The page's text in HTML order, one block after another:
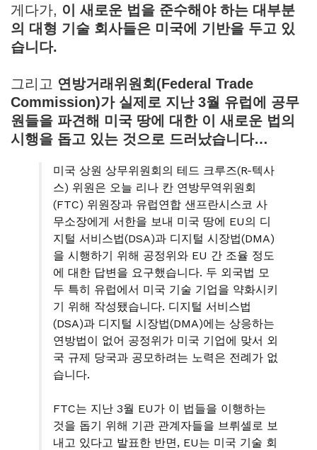
게다가, 이 새로운 법을 준수해야 하는 대부분
의 대형 기술 회사들은 미국에 기반을 두고 있
습니다.
그리고 연방거래위원회(Federal Trade
Commission)가 실제로 지난 3월 유럽에 공무
원들을 파견해 미국 땅에 대한 이 새로운 법의
시행을 돕고 있는 것으로 드러났습니다…
미국 상원 상무위원회의 테드 크루즈(R-텍사
스) 위원은 오늘 리나 칸 연방무역위원회
(FTC) 위원장과 유럽연합 샌프란시스코 사
무소장에게 서한을 보내 미국 땅에 EU의 디
지털 서비스법(DSA)과 디지털 시장법(DMA)
을 시행하기 위해 공정위와 EU 간 조율 정도
에 대한 답변을 요구했습니다. 두 외국법 모
두 특히 유럽에서 미국 기술 기업을 약화시키
기 위해 작성됐습니다. 디지털 서비스법
(DSA)과 디지털 시장법(DMA)에는 상응하는
연방법이 없어 공정위가 미국 기업에 맞서 외
국 규제 당국과 공모하려는 노력은 전례가 없
습니다.
FTC는 지난 3월 EU가 이 법들을 이행하는
것을 돕기 위해 기관 관계자들을 브뤼셀로 보
내고 있다고 발표한 반면, EU는 미국 기술 회